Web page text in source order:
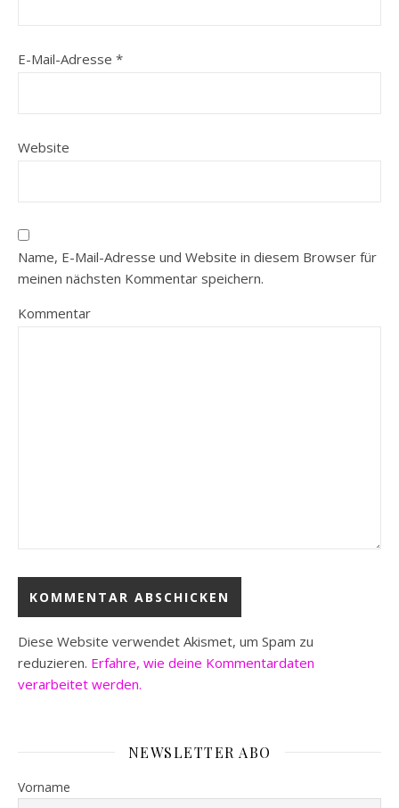
E-Mail-Adresse *
Website
Name, E-Mail-Adresse und Website in diesem Browser für
meinen nächsten Kommentar speichern.
Kommentar
Diese Website verwendet Akismet, um Spam zu
reduzieren. Erfahre, wie deine Kommentardaten
verarbeitet werden.
NEWSLETTER ABO
Vorname